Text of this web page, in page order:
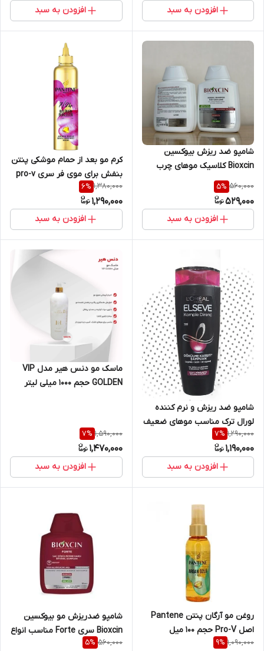
افزودن به سبد افزودن به سبد
شامپو ضد ریزش بیوکسین
Bioxcin کلاسیک موهای چرب
حجم 300 میل
560,000
5%
529,000
افزودن به سبد
کرم مو بعد از حمام موشکی پنتن
بنفش برای موی فر سری pro-v
حجم 300ml
1,380,000
6%
1,290,000
افزودن به سبد
شامپو ضد ریزش و نرم کننده
لورال ترک مناسب موهای ضعیف
لورال
1,290,000
7%
1,190,000
افزودن به سبد
ماسک مو دنس هیر مدل VIP
GOLDEN حجم 1000 میلی لیتر
1,590,000
7%
1,470,000
افزودن به سبد
روغن مو آرگان پنتن Pantene
اصل Pro-V حجم 100 میل
1,090,000
9%
شامپو ضد‌ریزش مو بیوکسین
Bioxcin سری Forte مناسب انواع
موها حجم 300 میل
560,000
5%